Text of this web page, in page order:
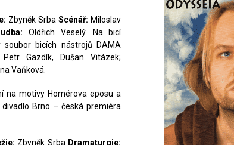
Zbyněk SrbaScénář: Miloslav
Oldřich Veselý. Na bicí
bicích nástrojů DAMA
Gazdík, Dušan Vitázek;
Vaňková.
na motivy Homérova eposu a
Brno – česká premiéra
Zbyněk Srba Dramaturgie: